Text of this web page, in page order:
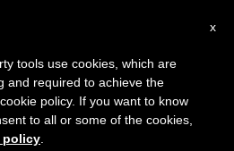
x
tools use cookies, which are
and required to achieve the
policy. If you want to know
to all or some of the cookies,
policy